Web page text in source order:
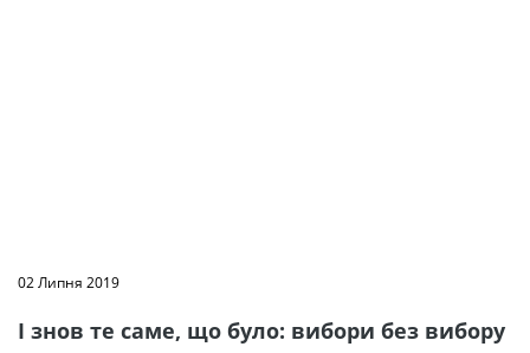
02 Липня 2019
І знов те саме, що було: вибори без вибору